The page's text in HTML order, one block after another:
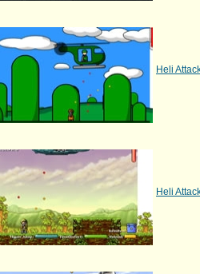
Heli
Heli